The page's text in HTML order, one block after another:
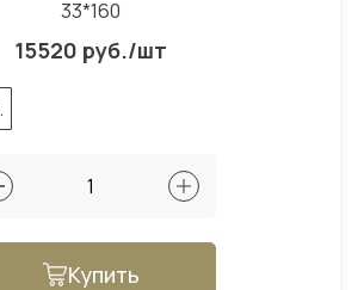
33*160
15520 руб./шт
Купить